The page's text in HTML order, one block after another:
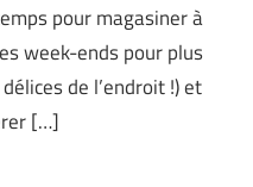
pour magasiner à
week-ends pour plus
de l’endroit !) et
[…]